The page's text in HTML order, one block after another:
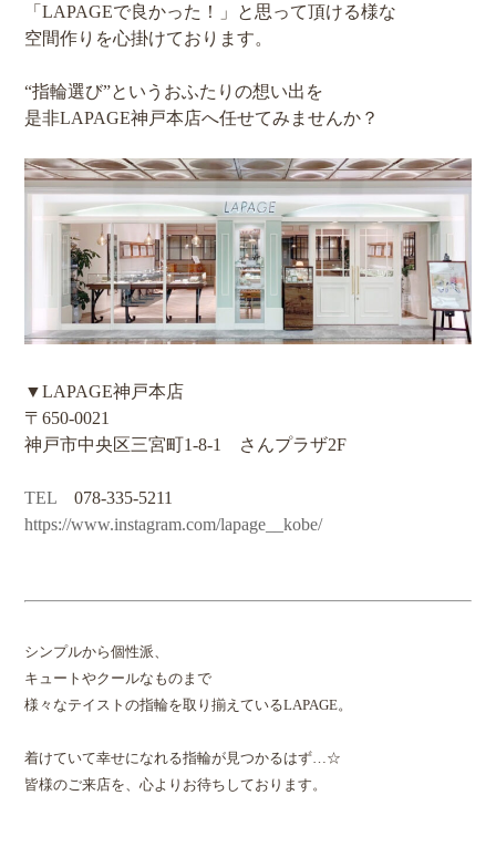
「LAPAGEで良かった！」と思って頂ける様な
空間作りを心掛けております。
“指輪選び”というおふたりの想い出を
是非LAPAGE神戸本店へ任せてみませんか？
▼LAPAGE神戸本店
〒650-0021
神戸市中央区三宮町1-8-1 さんプラザ2F
TEL 078-335-5211
https://www.instagram.com/lapage__kobe/
シンプルから個性派、
キュートやクールなものまで
様々なテイストの指輪を取り揃えているLAPAGE。
着けていて幸せになれる指輪が見つかるはず…☆
皆様のご来店を、心よりお待ちしております。